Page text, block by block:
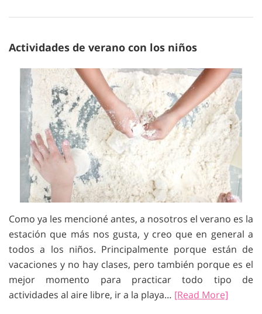
Actividades de verano con los niños
Como ya les mencioné antes, a nosotros el verano es la
estación que más nos gusta, y creo que en general a
todos a los niños. Principalmente porque están de
vacaciones y no hay clases, pero también porque es el
mejor momento para practicar todo tipo de
actividades al aire libre, ir a la playa… [Read More]